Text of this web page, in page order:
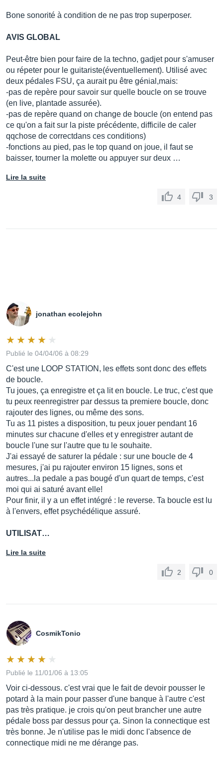
Bone sonorité à condition de ne pas trop superposer.
AVIS GLOBAL
Peut-être bien pour faire de la techno, gadjet pour s'amuser
ou répeter pour le guitariste(éventuellement). Utilisé avec
deux pédales FSU, ça aurait pu être génial,mais:
-pas de repère pour savoir sur quelle boucle on se trouve
(en live, plantade assurée).
-pas de repère quand on change de boucle (on entend pas
ce qu'on a fait sur la piste précédente, difficile de caler
qqchose de correctdans ces conditions)
-fonctions au pied, pas le top quand on joue, il faut se
baisser, tourner la molette ou appuyer sur deux …
Lire la suite
4 3
jonathan ecolejohn
Publié le 04/04/06 à 08:29
C'est une LOOP STATION, les effets sont donc des effets
de boucle.
Tu joues, ça enregistre et ça lit en boucle. Le truc, c'est que
tu peux reenregistrer par dessus ta premiere boucle, donc
rajouter des lignes, ou même des sons.
Tu as 11 pistes a disposition, tu peux jouer pendant 16
minutes sur chacune d'elles et y enregistrer autant de
boucle l'une sur l'autre que tu le souhaite.
J'ai essayé de saturer la pédale : sur une boucle de 4
mesures, j'ai pu rajouter environ 15 lignes, sons et
autres...la pedale a pas bougé d'un quart de temps, c'est
moi qui ai saturé avant elle!
Pour finir, il y a un effet intégré : le reverse. Ta boucle est lu
à l'envers, effet psychédélique assuré.
UTILISAT…
Lire la suite
2 0
CosmikTonio
Publié le 11/01/06 à 13:05
Voir ci-dessous. c'est vrai que le fait de devoir pousser le
potard à la main pour passer d'une banque à l'autre c'est
pas très pratique. je crois qu'on peut brancher une autre
pédale boss par dessus pour ça. Sinon la connectique est
très bonne. Je n'utilise pas le midi donc l'absence de
connectique midi ne me dérange pas.